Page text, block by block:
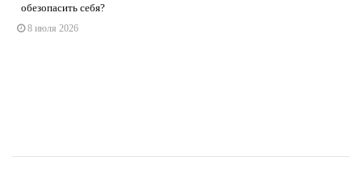
обезопасить себя?
8 июля 2026